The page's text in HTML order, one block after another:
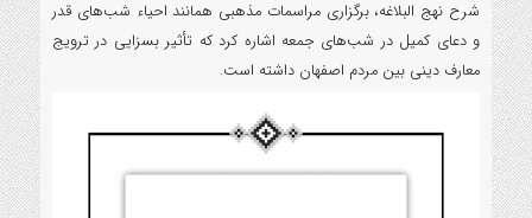
شرح نهج البلاغه، برگزاری مراسمات مذهبی همانند احیاء شب‌های قدر
و دعای کمیل در شب‌های جمعه اشاره کرد که تأثیر بسزایی در ترویج
معارف دینی بین مردم اصفهان داشته است.